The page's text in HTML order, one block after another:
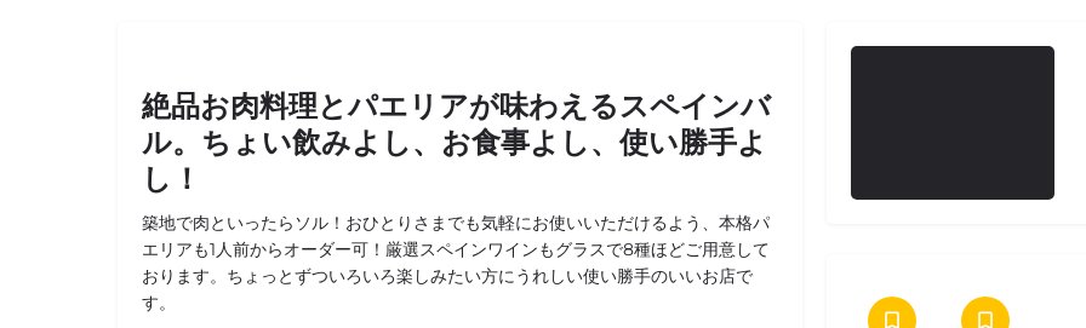
絶品お肉料理とパエリアが味わえるスペインバ
ル。ちょい飲みよし、お食事よし、使い勝手よ
し！
築地で肉といったらソル！おひとりさまでも気軽にお使いいただけるよう、本格パ
エリアも1人前からオーダー可！厳選スペインワインもグラスで8種ほどご用意して
おります。ちょっとずついろいろ楽しみたい方にうれしい使い勝手のいいお店で
す。